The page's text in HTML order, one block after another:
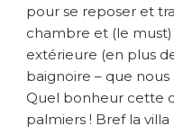
pour se reposer et
chambre et (le
extérieure (en plus
baignoire – que nous
Quel bonheur cette
palmiers ! Bref la